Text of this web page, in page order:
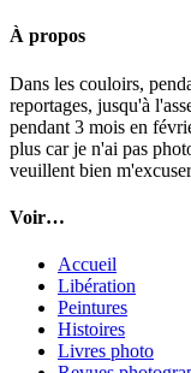
À propos
Dans les couloirs,
reportages, jusqu'à
pendant 3 mois en
plus car je n'ai pas
veuillent bien
Voir…
Accueil
Libération
Peintures
Histoires
Livres photo